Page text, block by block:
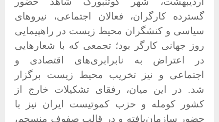
گسترده کارگران، فعالان اجتماعی، نیروهای
سیاسی و کنشگران محیط زیست در راهپیمایی
روز جهانی کارگر بود؛ تجمعی که با شعارهایی
در اعتراض به نابرابری‌های اقتصادی و
اجتماعی و نیز تخریب محیط زیست برگزار
شد.
در این میان، رفقای تشکیلات خارج از
کشور کومله و حزب کموتیست ایران نیز با
حضور سازمان‌یافته و در قالب صفوف منسجم،